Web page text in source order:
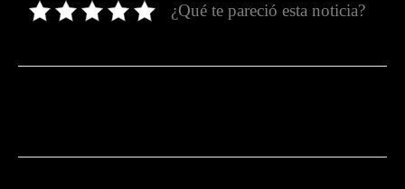
¿Qué te pareció esta noticia?